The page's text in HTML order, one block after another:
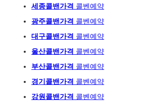
세종콜밴가격 콜벤예약
광주콜밴가격 콜벤예 약
대구콜밴가격 콜벤예약
울산콜밴가격 콜벤예약
부산콜밴가격 콜벤예약
경기콜밴가격 콜벤예약
강원콜밴가격 콜벤예약